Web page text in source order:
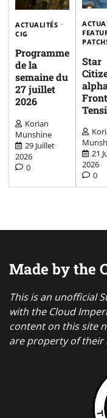
ACTUALITÉS
CIG
Programme
de la
semaine du
27 juillet
2026
Korian
Munshine
29 Juillet
2026
0
Star
21
2026
0
Made by the
This is an unofficial
with the Cloud
content on this site
are property of their